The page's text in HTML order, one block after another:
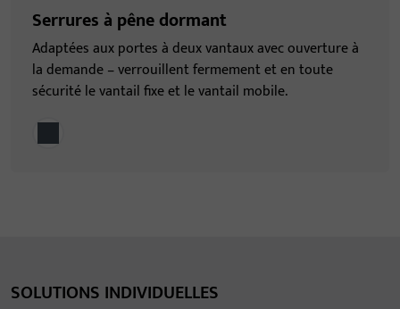
Serrures à pêne dormant
Adaptées aux portes à deux vantaux avec ouverture à
la demande – verrouillent fermement et en toute
sécurité le vantail fixe et le vantail mobile.
SOLUTIONS INDIVIDUELLES